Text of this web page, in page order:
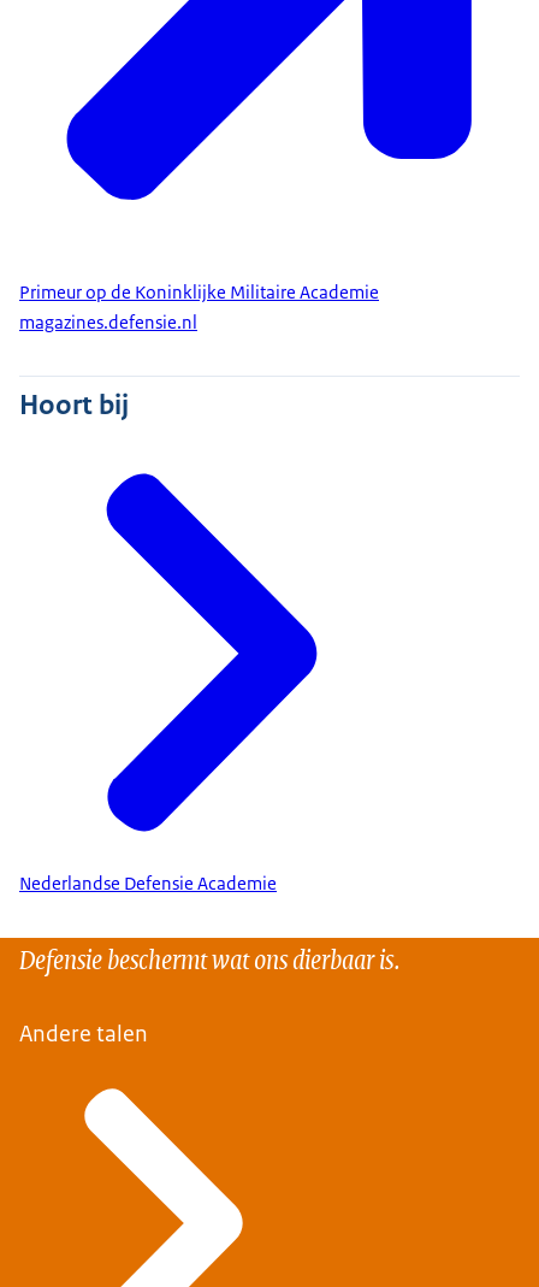
elkaar in de ogen kijken. Daar waar de steun
ophoudt. En de soldaat op zichzelf en de groep is
aangewezen. Waar we in een seconde beslissen of
we moeten redden, praten, vechten of
bemiddelen. In het meest extreme kunnen
beslissen over leven en dood.
voorhouden. Waar liggen mijn grenzen? Hoe
reageer ik als ik daar overheen ga? Wat betekent
omstandigheden, ontwikkelen we unieke leiders.
alleen door samenwerken kunnen we succesvol
zijn. We zijn bereid om alles te geven om anderen
te helpen. Moed, toewijding en veerkracht, dat zit
in de vezels van iedere militair.
Wij gaan door waar anderen moeten stoppen.
Primeur op de Koninklijke Militaire Academie
magazines.defensie.nl
Hoort bij
Nederlandse Defensie Academie
Defensie beschermt wat ons dierbaar is.
Andere talen